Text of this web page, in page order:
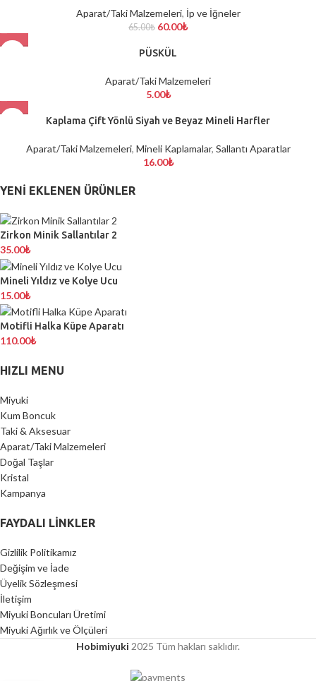
Aparat/Taki Malzemeleri, İp ve İğneler
65.00₺ 60.00₺
PÜSKÜL
Aparat/Taki Malzemeleri
5.00₺
Kaplama Çift Yönlü Siyah ve Beyaz Mineli Harfler
Aparat/Taki Malzemeleri, Mineli Kaplamalar, Sallantı Aparatlar
16.00₺
YENI EKLENEN ÜRÜNLER
Zirkon Minik Sallantılar 2
35.00₺
Mineli Yıldız ve Kolye Ucu
15.00₺
Motifli Halka Küpe Aparatı
110.00₺
HIZLI MENU
Miyuki
Kum Boncuk
Taki & Aksesuar
Aparat/Taki Malzemeleri
Doğal Taşlar
Kristal
Kampanya
FAYDALI LİNKLER
Gizlilik Politikamız
Değişim ve İade
Üyelik Sözleşmesi
İletişim
Miyuki Boncuları Üretimi
Miyuki Ağırlık ve Ölçüleri
Hobimiyuki 2025 Tüm hakları saklıdır.